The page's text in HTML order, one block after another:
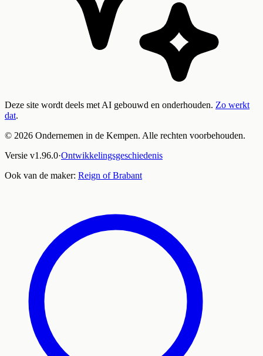
Deze site wordt deels met AI gebouwd en onderhouden. Zo werkt
dat.
© 2026 Ondernemen in de Kempen. Alle rechten voorbehouden.
Versie v1.96.0·Ontwikkelingsgeschiedenis
Ook van de maker: Reign of Brabant